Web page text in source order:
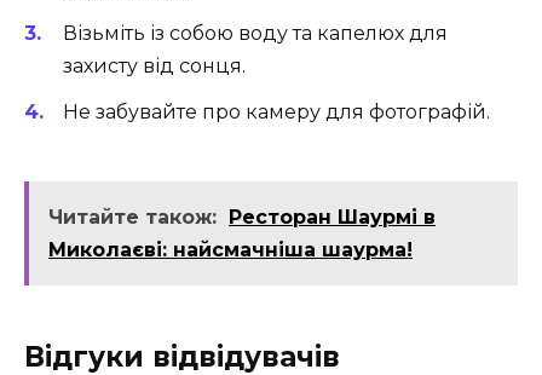
Візьміть із собою воду та капелюх для
захисту від сонця.
Не забувайте про камеру для фотографій.
Читайте також: Ресторан Шаурмі в
Миколаєві: найсмачніша шаурма!
Відгуки відвідувачів